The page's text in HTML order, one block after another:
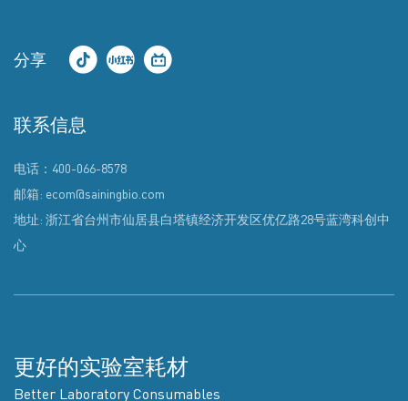
分享
联系信息
电话：400-066-8578
邮箱: ecom@sainingbio.com
地址: 浙江省台州市仙居县白塔镇经济开发区优亿路28号蓝湾科创中
心
更好的实验室耗材
Better Laboratory Consumables